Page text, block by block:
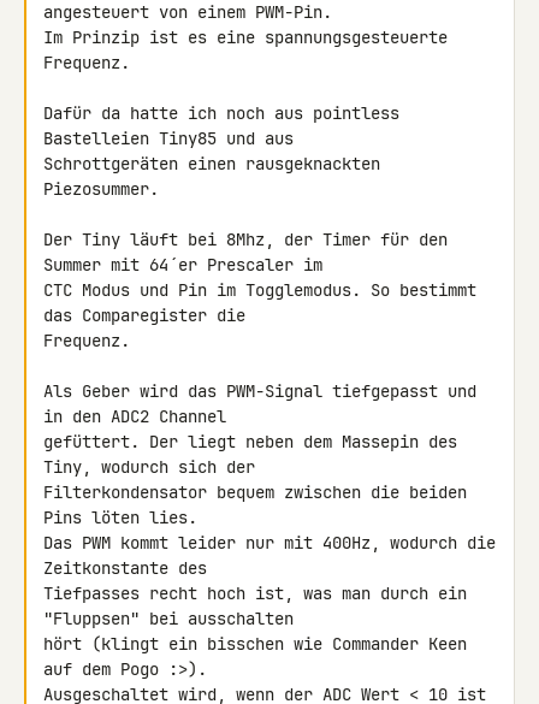
angesteuert von einem PWM-Pin.
Im Prinzip ist es eine spannungsgesteuerte
Frequenz.
Dafür da hatte ich noch aus pointless
Bastelleien Tiny85 und aus
Schrottgeräten einen rausgeknackten
Piezosummer.
Der Tiny läuft bei 8Mhz, der Timer für den
Summer mit 64´er Prescaler im
CTC Modus und Pin im Togglemodus. So bestimmt
das Comparegister die
Frequenz.
Als Geber wird das PWM-Signal tiefgepasst und
in den ADC2 Channel
gefüttert. Der liegt neben dem Massepin des
Tiny, wodurch sich der
Filterkondensator bequem zwischen die beiden
Pins löten lies.
Das PWM kommt leider nur mit 400Hz, wodurch die
Zeitkonstante des
Tiefpasses recht hoch ist, was man durch ein
"Fluppsen" bei ausschalten
hört (klingt ein bisschen wie Commander Keen
auf dem Pogo :>).
Ausgeschaltet wird, wenn der ADC Wert < 10 ist